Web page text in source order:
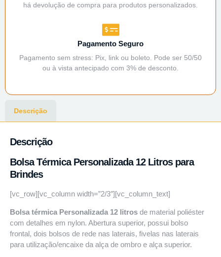
há devolução de compra para produtos personalizados.
Pagamento Seguro
Pagamento sem stress: Pix, link ou boleto. Pode ser 50/50
ou à vista antecipado com 3% de desconto.
Descrição
Descrição
Bolsa Térmica Personalizada 12 Litros para
Brindes
[vc_row][vc_column width=”2/3″][vc_column_text]
Bolsa térmica Personalizada 12 litros de material poliéster
com detalhes em nylon. Abertura superior, possui bolso
frontal, dois bolsos de rede nas laterais, fivelas nas laterais
para utilização/encaixe da alça de ombro e alça superior.